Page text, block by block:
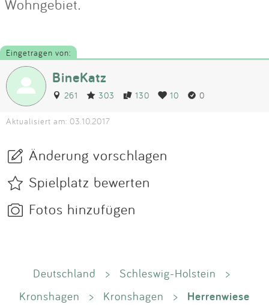
Wohngebiet.
Eingetragen von:
BineKatz
261 303 130 10 0
Aktualisiert am: 03.10.2017
Änderung vorschlagen
Spielplatz bewerten
Fotos hinzufügen
Deutschland > Schleswig-Holstein
>
Kronshagen
> Kronshagen > Herrenwiese